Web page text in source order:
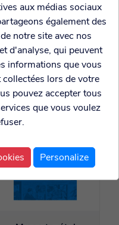
Magnet Superman
2.95€
aux médias sociaux
également des
notre site avec nos
d'analyse, qui peuvent
informations que vous
lors de votre
pouvez accepter tous
que vous voulez
Personalize